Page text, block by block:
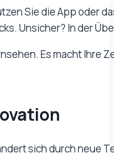
Sie die App oder
Unsicher? In der
Es macht Ihre
sich durch neue